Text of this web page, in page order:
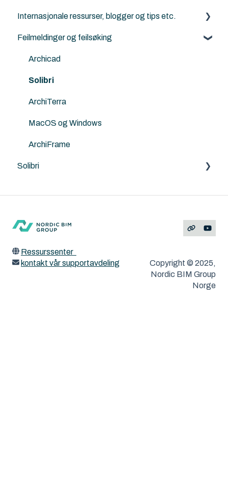
ArchiTerra
Norkart
Land4
Energievaluering
DesignLCA
Internasjonale ressurser, blogger og tips etc.
Graphisoft
Feilmeldinger og feilsøking
Archicad
Solibri
ArchiTerra
MacOS og Windows
ArchiFrame
Solibri
Ressurssenter
kontakt vår supportavdeling
Copyright © 2025,
Nordic BIM Group
Norge